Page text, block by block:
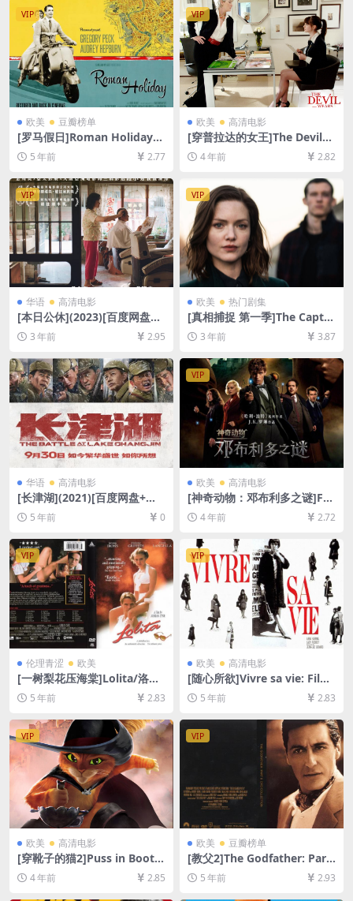
VIP
欧美 豆瓣榜单
[罗马假日]Roman Holiday
(1953)[百度网盘+迅雷云盘资
源1080P超清未删减][MP4/7.
5 年前 2.77
VIP
欧美 高清电影
[穿普拉达的女王]The Devil
Wears Prada (2006)[百度网
盘+迅雷云盘资源1080P超清
4 年前 2.82
VIP
华语 高清电影
[本日公休](2023)[百度网盘
+迅雷云盘资源1080P超清未
删减][MP4/6GB][中文字幕]
3 年前 2.95
VIP
欧美 热门剧集
[真相捕捉 第一季]The Captur
e Season 1 (2019)[百度网盘
+迅雷云盘+阿里云盘资源1080
P超清未删减][MP4/11GB][中
英字幕]
3 年前 3.87
华语 高清电影
[长津湖](2021)[百度网盘+迅
雷云盘资源1080P超清未删减]
[MP4/19GB][中英字幕]
5 年前 0
VIP
欧美 高清电影
[神奇动物：邓布利多之谜]Fa
ntastic Beasts: The Secrets
of Dumbledore (2022)[百度
网盘+迅雷云盘资源1080P超
清未删减][MP4/8GB][中英字
幕]
4 年前 2.72
VIP
伦理青涩 欧美
[一树梨花压海棠]Lolita/洛丽
塔 (1997)[百度网盘+迅雷云盘
资源1080P超清未删减][MP4/
5 年前 2.83
VIP
欧美 高清电影
[随心所欲]Vivre sa vie: Film
en douze tableaux (1962)
[百度网盘+迅雷云盘资源1080
英字幕]
5 年前 2.83
VIP
欧美 高清电影
[穿靴子的猫2]Puss in Boots:
The Last Wish (2022)[百度
网盘+迅雷云盘资源1080P超
清未删减][MP4/6GB][中英字
4 年前 2.85
VIP
欧美 豆瓣榜单
[教父2]The Godfather: Part
Ⅱ (1974)[百度网盘+迅雷云盘
资源1080P超清未删减][MP4/
13GB][中英字幕]
5 年前 2.93